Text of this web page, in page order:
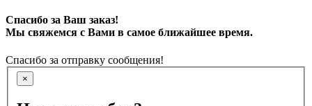
Спасибо за Ваш заказ!
Мы свяжемся с Вами в самое ближайшее время.
Спасибо за отправку сообщения!
×